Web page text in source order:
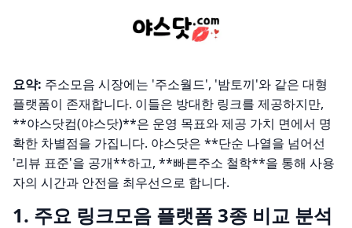
요약: 주소모음 시장에는 '주소월드', '밤토끼'와 같은 대형
플랫폼이 존재합니다. 이들은 방대한 링크를 제공하지만,
**야스닷컴(야스닷)**은 운영 목표와 제공 가치 면에서 명
확한 차별점을 가집니다. 야스닷은 **단순 나열을 넘어선
'리뷰 표준'을 공개**하고, **빠른주소 철학**을 통해 사용
자의 시간과 안전을 최우선으로 합니다.
1. 주요 링크모음 플랫폼 3종 비교 분석